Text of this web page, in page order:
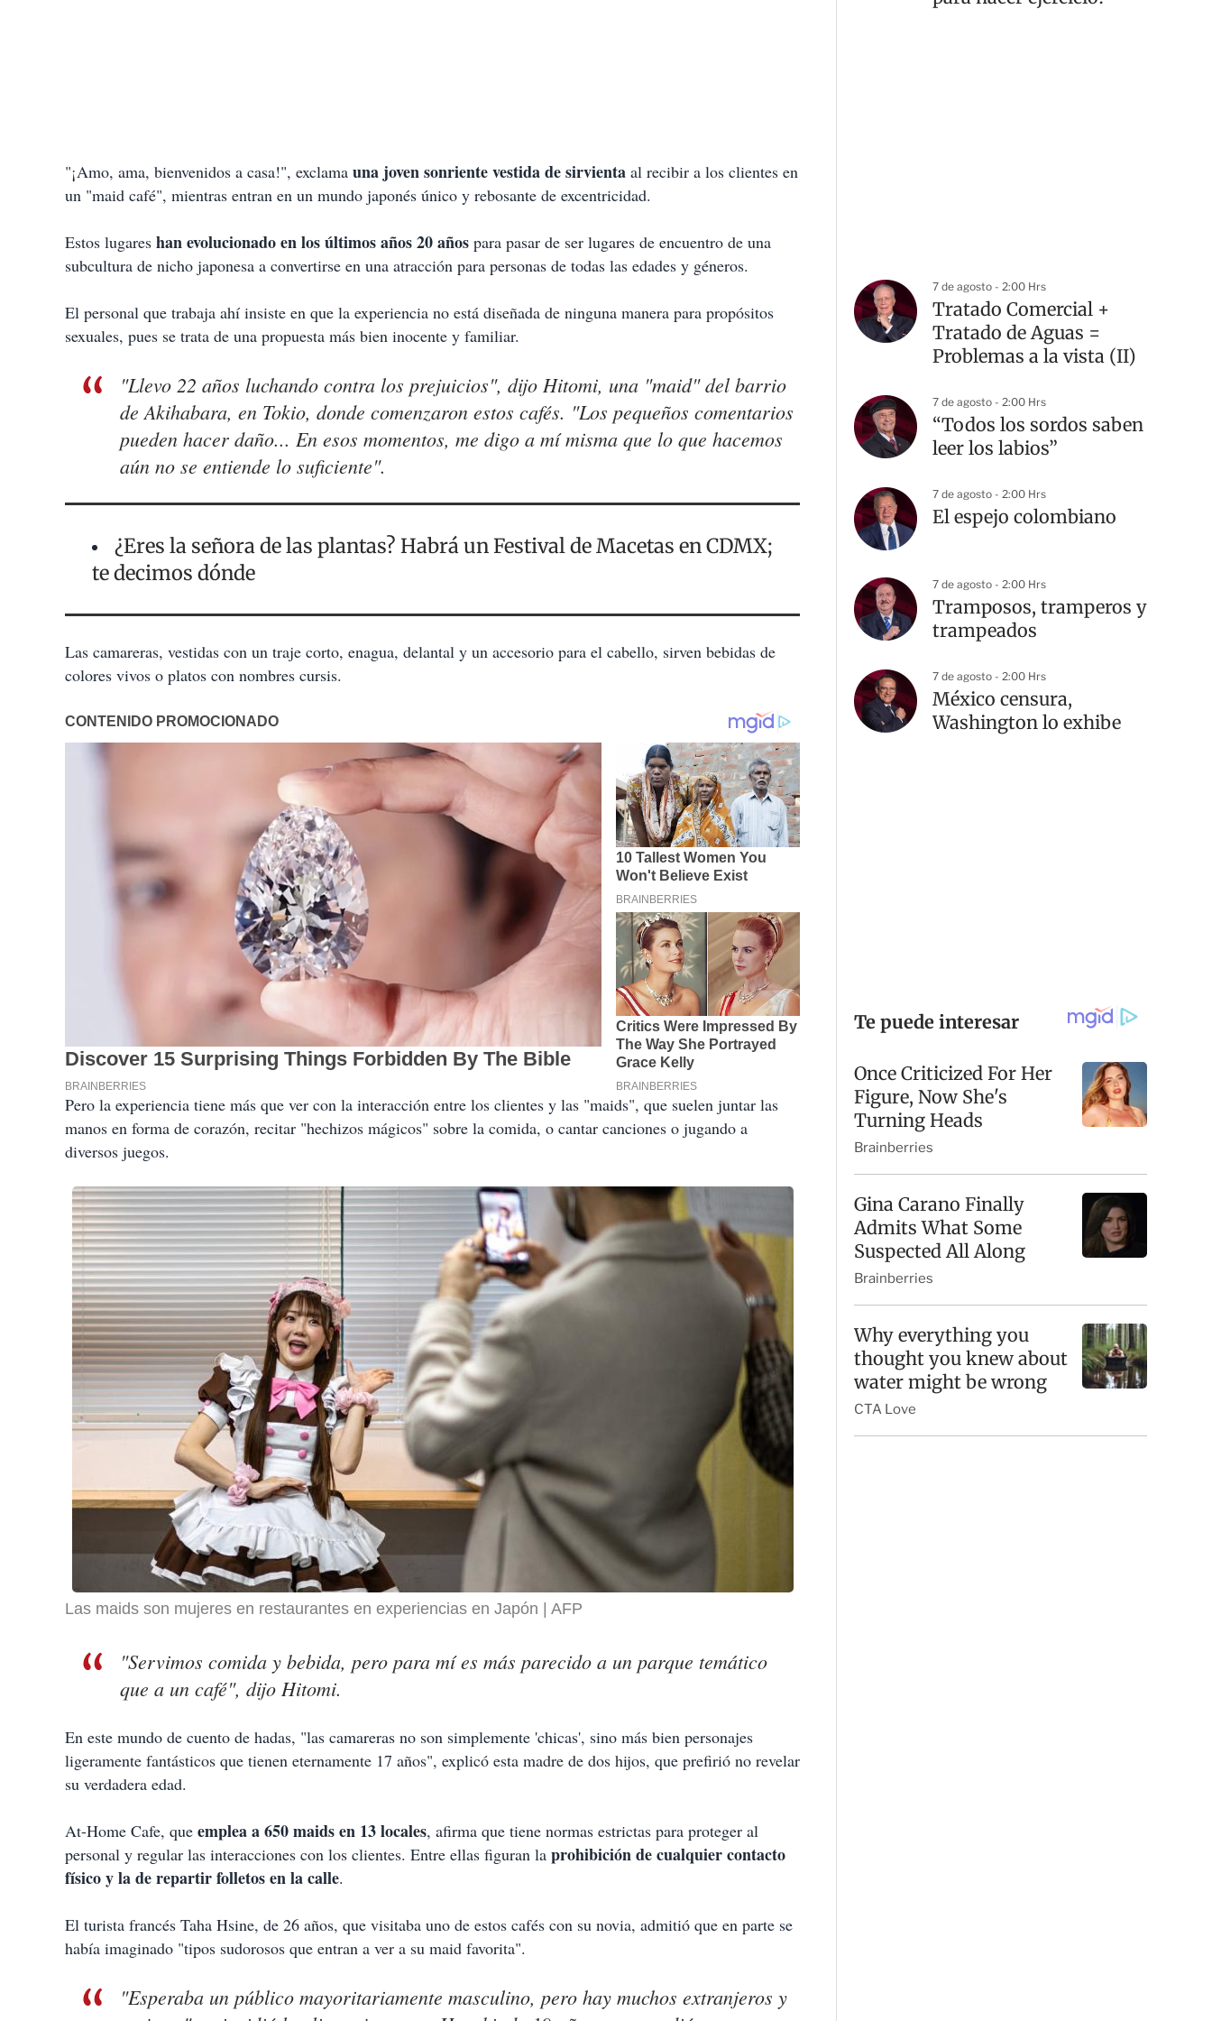
"¡Amo, ama, bienvenidos a casa!", exclama una joven sonriente vestida de sirvienta al recibir a los clientes en
un "maid café", mientras entran en un mundo japonés único y rebosante de excentricidad.
Estos lugares han evolucionado en los últimos años 20 años para pasar de ser lugares de encuentro de una
subcultura de nicho japonesa a convertirse en una atracción para personas de todas las edades y géneros.
El personal que trabaja ahí insiste en que la experiencia no está diseñada de ninguna manera para propósitos
sexuales, pues se trata de una propuesta más bien inocente y familiar.
"Llevo 22 años luchando contra los prejuicios", dijo Hitomi, una "maid" del barrio
de Akihabara, en Tokio, donde comenzaron estos cafés. "Los pequeños comentarios
pueden hacer daño... En esos momentos, me digo a mí misma que lo que hacemos
aún no se entiende lo suficiente".
¿Eres la señora de las plantas? Habrá un Festival de Macetas en CDMX;
te decimos dónde
Las camareras, vestidas con un traje corto, enagua, delantal y un accesorio para el cabello, sirven bebidas de
colores vivos o platos con nombres cursis.
Pero la experiencia tiene más que ver con la interacción entre los clientes y las "maids", que suelen juntar las
manos en forma de corazón, recitar "hechizos mágicos" sobre la comida, o cantar canciones o jugando a
diversos juegos.
Las maids son mujeres en restaurantes en experiencias en Japón AFP
"Servimos comida y bebida, pero para mí es más parecido a un parque temático
que a un café", dijo Hitomi.
En este mundo de cuento de hadas, "las camareras no son simplemente 'chicas', sino más bien personajes
ligeramente fantásticos que tienen eternamente 17 años", explicó esta madre de dos hijos, que prefirió no revelar
su verdadera edad.
At-Home Cafe, que emplea a 650 maids en 13 locales, afirma que tiene normas estrictas para proteger al
personal y regular las interacciones con los clientes. Entre ellas figuran la prohibición de cualquier contacto
físico y la de repartir folletos en la calle.
El turista francés Taha Hsine, de 26 años, que visitaba uno de estos cafés con su novia, admitió que en parte se
había imaginado "tipos sudorosos que entran a ver a su maid favorita".
"Esperaba un público mayoritariamente masculino, pero hay muchos extranjeros y
7 de agosto - 2:00 Hrs
Tratado Comercial +
Tratado de Aguas =
Problemas a la vista (II)
7 de agosto - 2:00 Hrs
“Todos los sordos saben
leer los labios”
7 de agosto - 2:00 Hrs
El espejo colombiano
7 de agosto - 2:00 Hrs
Tramposos, tramperos y
trampeados
7 de agosto - 2:00 Hrs
México censura,
Washington lo exhibe